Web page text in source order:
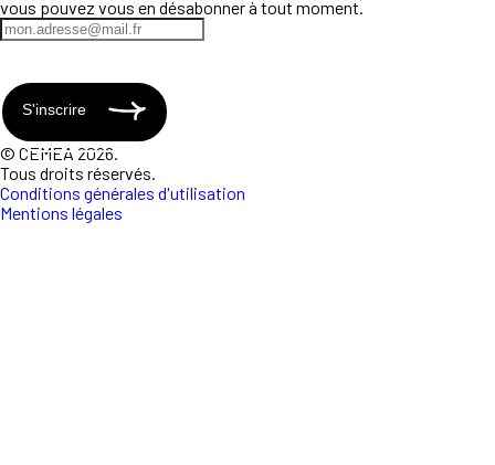
vous pouvez vous en désabonner à tout moment.
S'inscrire
© CEMEA 2026.
Tous droits réservés.
Conditions générales d'utilisation
Mentions légales